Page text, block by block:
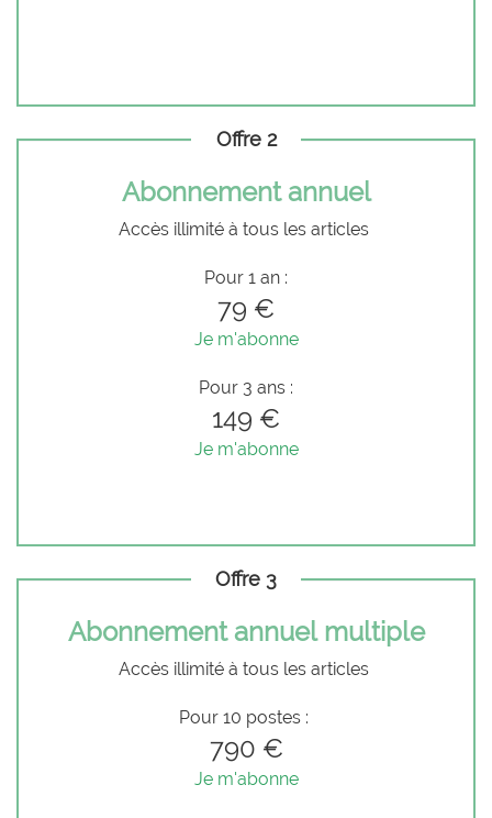
Offre 2
Abonnement annuel
Accès illimité à tous les articles
Pour 1 an :
79 €
Je m'abonne
Pour 3 ans :
149 €
Je m'abonne
Offre 3
Abonnement annuel multiple
Accès illimité à tous les articles
Pour 10 postes :
790 €
Je m'abonne